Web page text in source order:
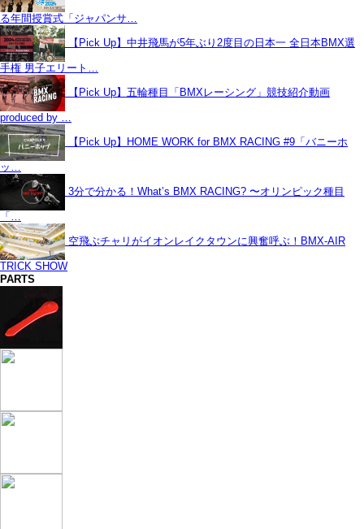
る年間授賞式「ジャパンサ…
【Pick Up】中井飛馬が5年ぶり2度目の日本一 全日本BMX選
手権 男子エリート…
【Pick Up】五輪種目「BMXレーシング」競技紹介動画
produced by …
【Pick Up】HOME WORK for BMX RACING #9「バニーホ
ッ…
3分で分かる！What’s BMX RACING? 〜オリンピック種目
「…
空飛ぶチャリがイオンレイクタウンに興奮呼ぶ！BMX-AIR
TRICK SHOW
PARTS